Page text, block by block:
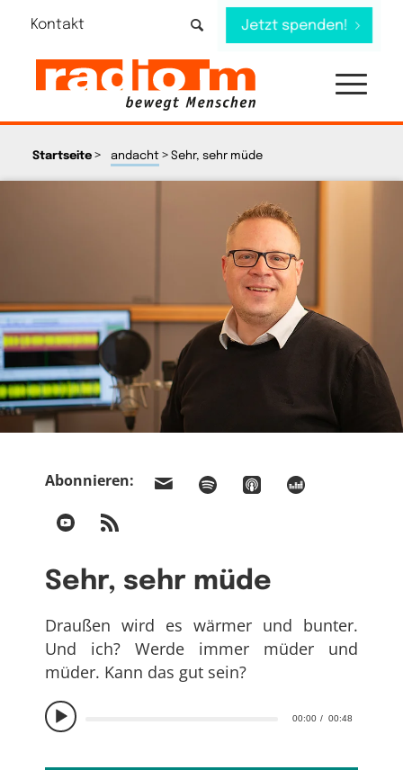
Kontakt Jetzt spenden!
Startseite> andacht> Sehr, sehr müde
Abonnieren:
Sehr, sehr müde
00:00 00:48
Draußen wird es wärmer und bunter.
Und ich? Werde immer müder und
müder. Kann das gut sein?